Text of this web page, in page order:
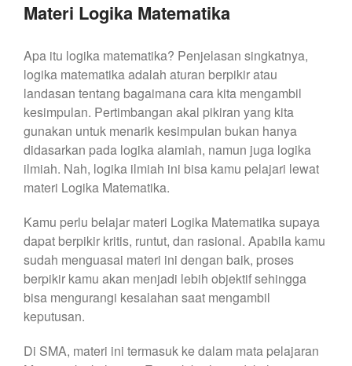
Materi Logika Matematika
Apa itu logika matematika? Penjelasan singkatnya,
logika matematika adalah aturan berpikir atau
landasan tentang bagaimana cara kita mengambil
kesimpulan. Pertimbangan akal pikiran yang kita
gunakan untuk menarik kesimpulan bukan hanya
didasarkan pada logika alamiah, namun juga logika
ilmiah. Nah, logika ilmiah ini bisa kamu pelajari lewat
materi Logika Matematika.
Kamu perlu belajar materi Logika Matematika supaya
dapat berpikir kritis, runtut, dan rasional. Apabila kamu
sudah menguasai materi ini dengan baik, proses
berpikir kamu akan menjadi lebih objektif sehingga
bisa mengurangi kesalahan saat mengambil
keputusan.
Di SMA, materi ini termasuk ke dalam mata pelajaran